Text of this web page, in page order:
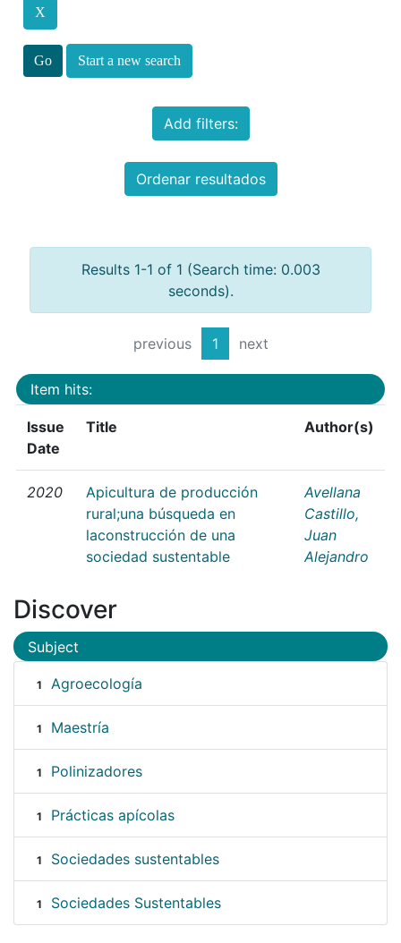
Start a new search
Add filters:
Ordenar resultados
Results 1-1 of 1 (Search time: 0.003
seconds).
previous 1 next
Item hits:
Issue
Date
Title Author(s)
2020
Apicultura de producción
rural;una búsqueda en
laconstrucción de una
sociedad sustentable
Avellana
Castillo,
Juan
Alejandro
Discover
Subject
1 Agroecología
1 Maestría
1 Polinizadores
1 Prácticas apícolas
1 Sociedades sustentables
1 Sociedades Sustentables